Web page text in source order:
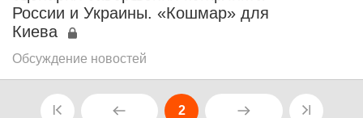
России и Украины. «Кошмар» для
Киева
Обсуждение новостей
2